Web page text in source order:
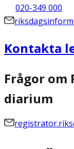
020-349 000
Kontakta
Frågor
diarium